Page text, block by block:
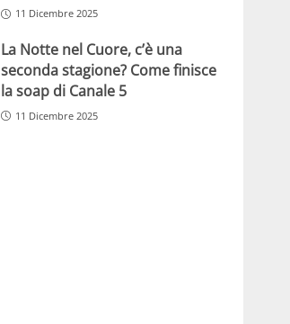
11 Dicembre 2025
La Notte nel Cuore, c’è una
seconda stagione? Come finisce
la soap di Canale 5
11 Dicembre 2025